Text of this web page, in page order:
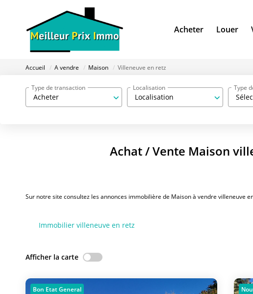
Acheter Louer
Accueil A vendre Maison Villeneuve en retz
Acheter
Type de transaction
Localisation
Localisation Type
Achat / Vente Maison
Sur notre site consultez les annonces immobilière de Maison à vendre villeneuve
Immobilier villeneuve en retz
Afficher la carte
Bon Etat General